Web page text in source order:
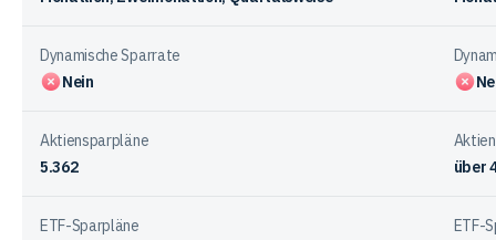
Dynamische Sparrate
Nein
Aktiensparpläne
5.362
über
ETF-Sparpläne
ETF-